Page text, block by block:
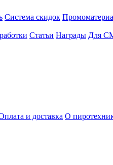
Система скидок
Статьи Награды Для
и доставка О